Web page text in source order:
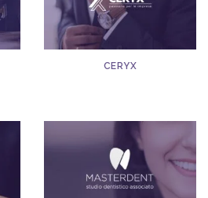
CERYX